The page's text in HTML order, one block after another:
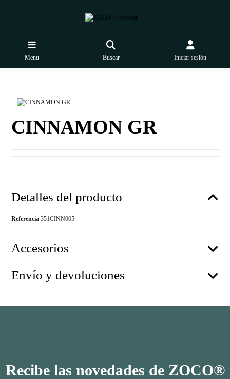
Menu Buscar Iniciar sesión
CINNAMON GR
Detalles del producto
Referencia 351CINN005
Accesorios
Envío y devoluciones
Recibe las novedades de ZOCO®